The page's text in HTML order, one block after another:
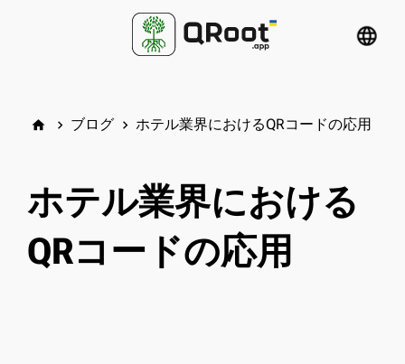
language
home keyboard_arrow_right ブログ keyboard_arrow_right ホテル業界におけるQRコードの応用
ホテル業界における
QRコードの応用